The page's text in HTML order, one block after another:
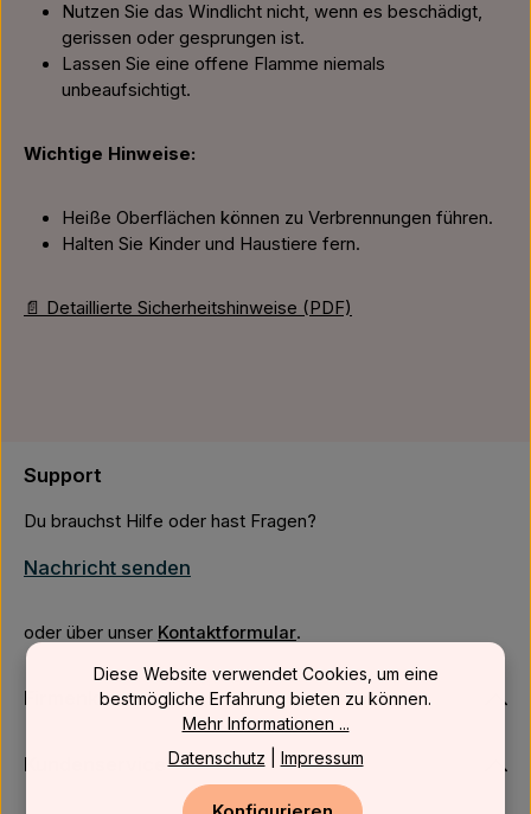
Nutzen Sie das Windlicht nicht, wenn es beschädigt,
gerissen oder gesprungen ist.
Lassen Sie eine offene Flamme niemals
unbeaufsichtigt.
Wichtige Hinweise:
Heiße Oberflächen können zu Verbrennungen führen.
Halten Sie Kinder und Haustiere fern.
📄 Detaillierte Sicherheitshinweise (PDF)
Support
Du brauchst Hilfe oder hast Fragen?
Nachricht senden
oder über unser Kontaktformular.
Firmenkunden
Kundenservice
Diese Website verwendet Cookies, um eine
bestmögliche Erfahrung bieten zu können.
Mehr Informationen ...
Datenschutz
Impressum